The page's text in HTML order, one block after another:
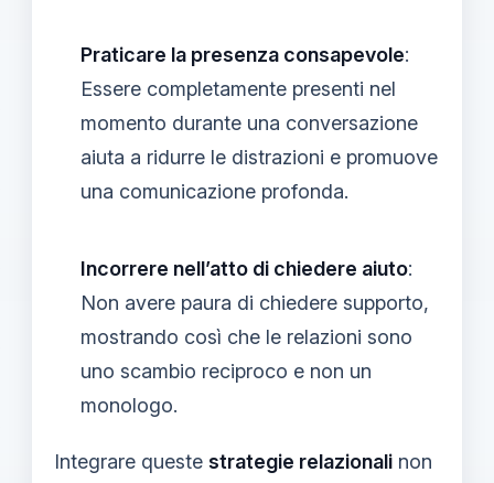
Praticare la presenza consapevole:
Essere completamente presenti nel
momento durante una conversazione
aiuta a ridurre le distrazioni e promuove
una comunicazione profonda.
Incorrere nell’atto di chiedere aiuto:
Non avere paura di chiedere supporto,
mostrando così che le relazioni sono
uno scambio reciproco e non un
monologo.
Integrare queste strategie relazionali non